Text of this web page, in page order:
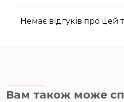
Немає відгуків про цей
Вам також може